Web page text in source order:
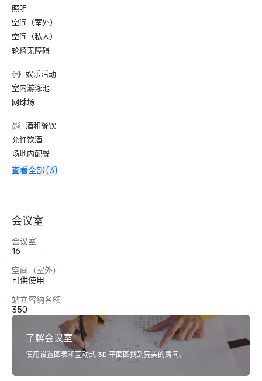
照明
空间（室外）
空间（私人）
轮椅无障碍
娱乐活动
室内游泳池
网球场
酒和餐饮
允许饮酒
场地内配餐
查看全部 (3)
会议室
会议室
16
空间（室外）
可供使用
站立容纳名额
350
了解会议室
使用设置图表和互动式 3D 平面图找到完美的房间。